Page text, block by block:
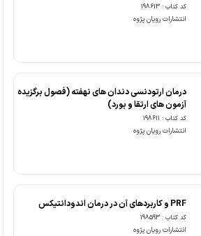
کد کتاب : 198613
انتشارات رویان پژوه
درمان ارتودنسی دندان های نهفته (فصول برگزیده
آزمون های ارتقا و بورد)
کد کتاب : 198611
انتشارات رویان پژوه
PRF و کاربردهای آن در درمان اندودانتیکس
کد کتاب : 198593
انتشارات رویان پژوه